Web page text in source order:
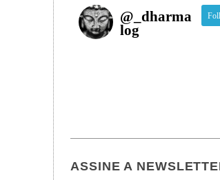
@ _dharma
log
ASSINE A